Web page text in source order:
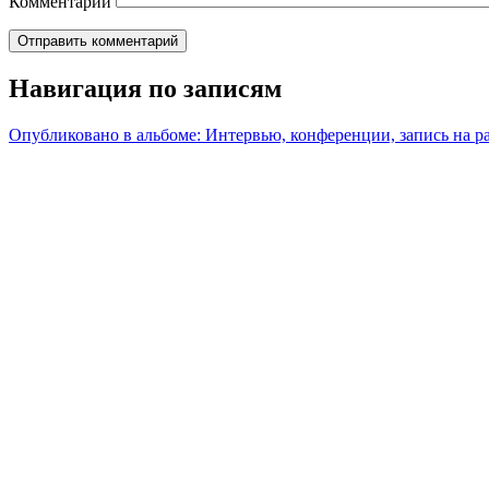
Навигация по записям
Опубликовано в альбоме: Интервью, конференции, запись на